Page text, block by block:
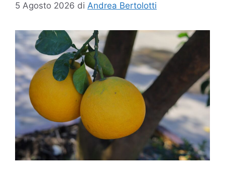
5 Agosto 2026 di Andrea Bertolotti